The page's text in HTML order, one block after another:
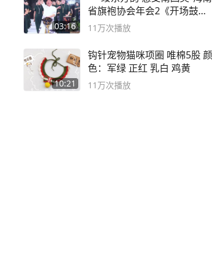
03:16
省旗袍协会年会2《开场鼓》
二团
11万次播放
10:21
钩针宠物猫咪项圈 唯棉5股 颜
色：军绿 正红 乳白 鸡黄
11万次播放